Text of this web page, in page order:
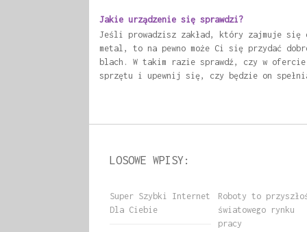
Jakie urządzenie się sprawdzi?
Jeśli prowadzisz zakład, który zajmuje się
metal, to na pewno może Ci się przydać
blach. W takim razie sprawdź, czy w
sprzętu i upewnij się, czy będzie on
LOSOWE WPISY:
Roboty to
światowego rynku
pracy
Super Szybki Internet
Dla Ciebie